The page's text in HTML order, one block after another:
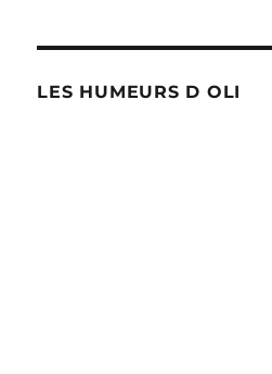
LES HUMEURS D OLI